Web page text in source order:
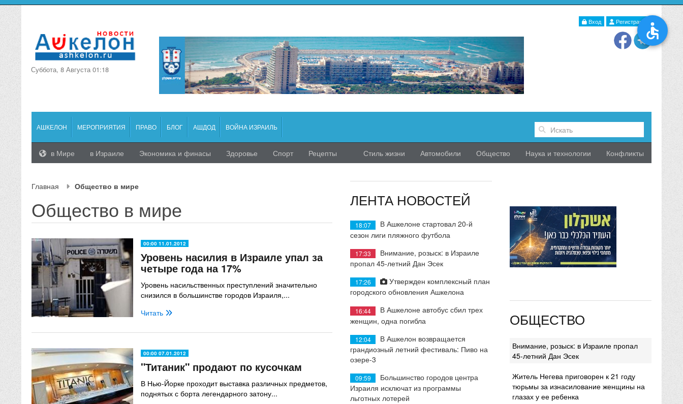
Вход Регистрация
Суббота, 8 Августа 01:18
АШКЕЛОН МЕРОПРИЯТИЯ ПРАВО БЛОГ АШДОД ВОЙНА ИЗРАИЛЬ
в Мире в Израиле Экономика и финасы Здоровье Спорт Рецепты Стиль жизни Автомобили Общество Наука и технологии Конфликты
Главная Общество в мире
Общество в мире
00:00 11.01.2012
Уровень насилия в Израиле упал за
четыре года на 17%
Уровень насильственных преступлений значительно
снизился в большинстве городов Израиля,...
Читать
00:00 07.01.2012
"Титаник" продают по кусочкам
В Нью-Йорке проходит выставка различных предметов,
поднятых с борта легендарного затону...
ЛЕНТА НОВОСТЕЙ
18:07
В Ашкелоне стартовал 20-й
сезон лиги пляжного футбола
17:33
Внимание, розыск: в Израиле
пропал 45-летний Дан Эсек
17:26
Утвержден комплексный план
городского обновления Ашкелона
16:44
В Ашкелоне автобус сбил трех
женщин, одна погибла
12:04
В Ашкелон возвращается
грандиозный летний фестиваль: Пиво на
озере-3
09:59
Большинство городов центра
Израиля исключат из программы
льготных лотерей
ОБЩЕСТВО
Внимание, розыск: в Израиле пропал
45-летний Дан Эсек
Житель Негева приговорен к 21 году
тюрьмы за изнасилование женщины на
глазах у ее ребенка